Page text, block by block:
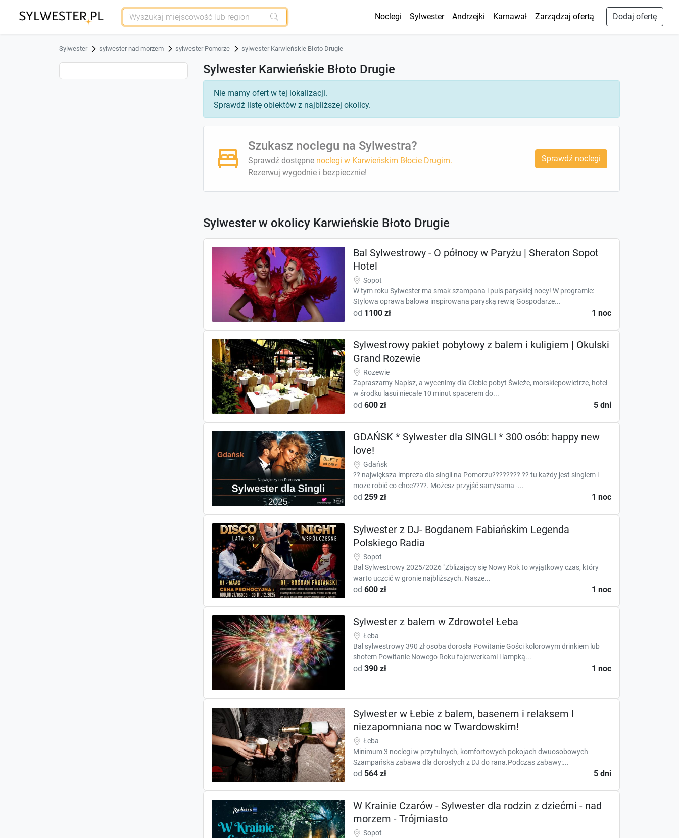
Noclegi Sylwester Andrzejki Karnawał Zarządzaj ofertą Dodaj ofertę
Sylwester sylwester nad morzem sylwester Pomorze sylwester Karwieńskie Błoto Drugie
Sylwester Karwieńskie Błoto Drugie
Nie mamy ofert w tej lokalizacji.
Sprawdź listę obiektów z najbliższej okolicy.
Szukasz noclegu na Sylwestra?
Sprawdź dostępne noclegi w Karwieńskim Błocie Drugim.
Rezerwuj wygodnie i bezpiecznie!
Sprawdź noclegi
Sylwester w okolicy Karwieńskie Błoto Drugie
Bal Sylwestrowy - O północy w Paryżu | Sheraton Sopot
Hotel
Sopot
W tym roku Sylwester ma smak szampana i puls paryskiej nocy! W programie:
Stylowa oprawa balowa inspirowana paryską rewią Gospodarze...
od 1100 zł 1 noc
Sylwestrowy pakiet pobytowy z balem i kuligiem | Okulski
Grand Rozewie
Rozewie
Zapraszamy Napisz, a wycenimy dla Ciebie pobyt Świeże, morskiepowietrze, hotel
w środku lasui niecałe 10 minut spacerem do...
od 600 zł 5 dni
GDAŃSK * Sylwester dla SINGLI * 300 osób: happy new
love!
Gdańsk
?? największa impreza dla singli na Pomorzu???????? ?? tu każdy jest singlem i
może robić co chce????. Możesz przyjść sam/sama -...
od 259 zł 1 noc
Sylwester z DJ- Bogdanem Fabiańskim Legenda
Polskiego Radia
Sopot
Bal Sylwestrowy 2025/2026 "Zbliżający się Nowy Rok to wyjątkowy czas, który
warto uczcić w gronie najbliższych. Nasze...
od 600 zł 1 noc
Sylwester z balem w Zdrowotel Łeba
Łeba
Bal sylwestrowy 390 zł osoba dorosła Powitanie Gości kolorowym drinkiem lub
shotem Powitanie Nowego Roku fajerwerkami i lampką...
od 390 zł 1 noc
Sylwester w Łebie z balem, basenem i relaksem l
niezapomniana noc w Twardowskim!
Łeba
Minimum 3 noclegi w przytulnych, komfortowych pokojach dwuosobowych
Szampańska zabawa dla dorosłych z DJ do rana.Podczas zabawy:...
od 564 zł 5 dni
W Krainie Czarów - Sylwester dla rodzin z dziećmi - nad
morzem - Trójmiasto
Sopot